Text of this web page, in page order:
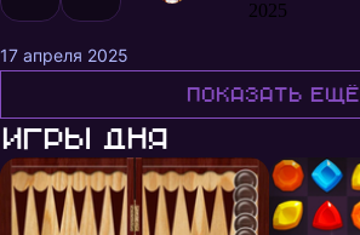
2025
17 апреля 2025
Показать ещё
Игры дня